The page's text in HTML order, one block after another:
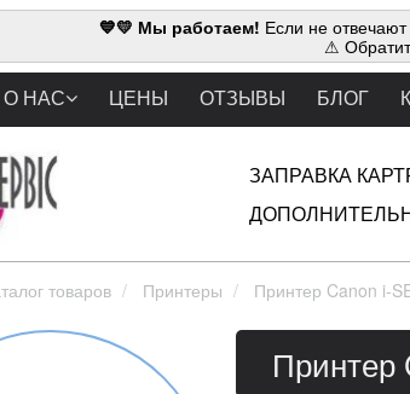
💙💛 Мы работаем! Если не
⚠
О НАС ЦЕНЫ ОТЗЫВЫ БЛОГ
ЗАПРАВКА
товаров Принтеры Принтер Canon i-
Принтер